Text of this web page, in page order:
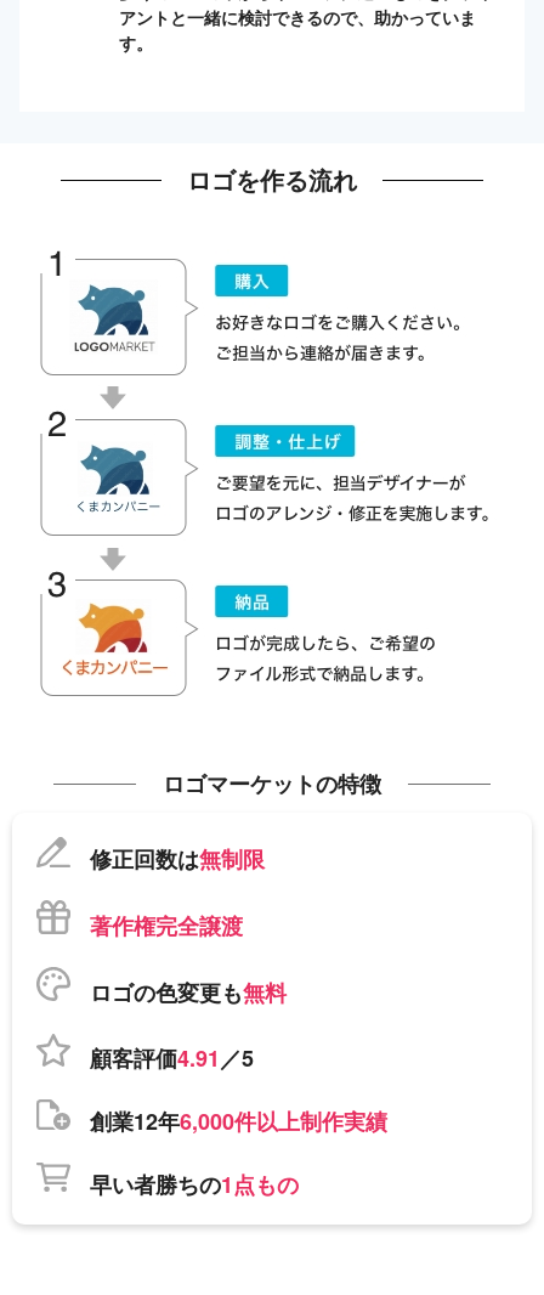
アントと一緒に検討できるので、助かっていま
す。
ロゴを作る流れ
ロゴマーケットの特徴
修正回数は無制限
著作権完全譲渡
ロゴの色変更も無料
顧客評価4.91／5
創業12年6,000件以上制作実績
早い者勝ちの1点もの